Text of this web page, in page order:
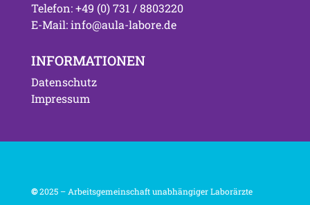
Telefon: +49 (0) 731 / 8803220
E-Mail: info@aula-labore.de
INFORMATIONEN
Datenschutz
Impressum
©2025 – Arbeitsgemeinschaft unabhängiger Laborärzte